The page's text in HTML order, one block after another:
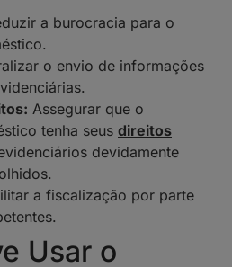
a burocracia para o
o envio de informações
Assegurar que o
tenha seus direitos
devidamente
a fiscalização por parte
Usar o